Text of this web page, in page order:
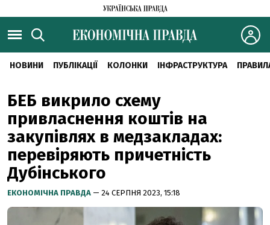
НОВИНИ ПУБЛІКАЦІЇ КОЛОНКИ ІНФРАСТРУКТУРА
БЕБ викрило схему
привласнення коштів на
закупівлях в медзакладах:
перевіряють причетність
Дубінського
ЕКОНОМІЧНА ПРАВДА — 24 СЕРПНЯ 2023, 15:18